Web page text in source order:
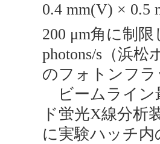
0.4 mm(V) ×
200 μm角に制
photons/s（浜松
のフォトンフ
ビームライン
ド蛍光X線分析
に実験ハッチ